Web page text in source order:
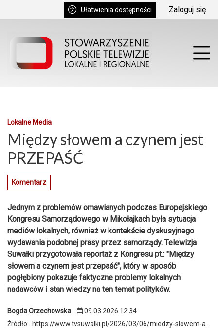
Przejdź do głównych treści
Przejdź do wyszukiwarki
Przejdź do głównego menuUłatwienia dostępności Zaloguj się
Lokalne Media
Między słowem a czynem jest
PRZEPAŚĆ
Komentarz
Jednym z problemów omawianych podczas Europejskiego
Kongresu Samorządowego w Mikołajkach była sytuacja
mediów lokalnych, również w kontekście dyskusyjnego
wydawania podobnej prasy przez samorządy. Telewizja
Suwałki przygotowała reportaż z Kongresu pt.: "Między
słowem a czynem jest przepaść", który w sposób
pogłębiony pokazuje faktyczne problemy lokalnych
nadawców i stan wiedzy na ten temat polityków.
Bogda Orzechowska
09.03.2026 12:34
Źródło:
https://www.tvsuwalki.pl/2026/03/06/miedzy-slowem-a-czynem-jest-przepasc/